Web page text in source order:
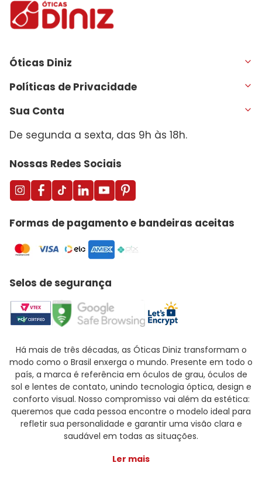
Óticas Diniz
Políticas de Privacidade
Sua Conta
De segunda a sexta, das 9h às 18h.
Nossas Redes Sociais
Formas de pagamento e bandeiras aceitas
Selos de segurança
Há mais de três décadas, as Óticas Diniz transformam o
modo como o Brasil enxerga o mundo. Presente em todo o
país, a marca é referência em óculos de grau, óculos de
sol e lentes de contato, unindo tecnologia óptica, design e
conforto visual. Nosso compromisso vai além da estética:
queremos que cada pessoa encontre o modelo ideal para
refletir sua personalidade e garantir uma visão clara e
saudável em todas as situações.
Ler mais